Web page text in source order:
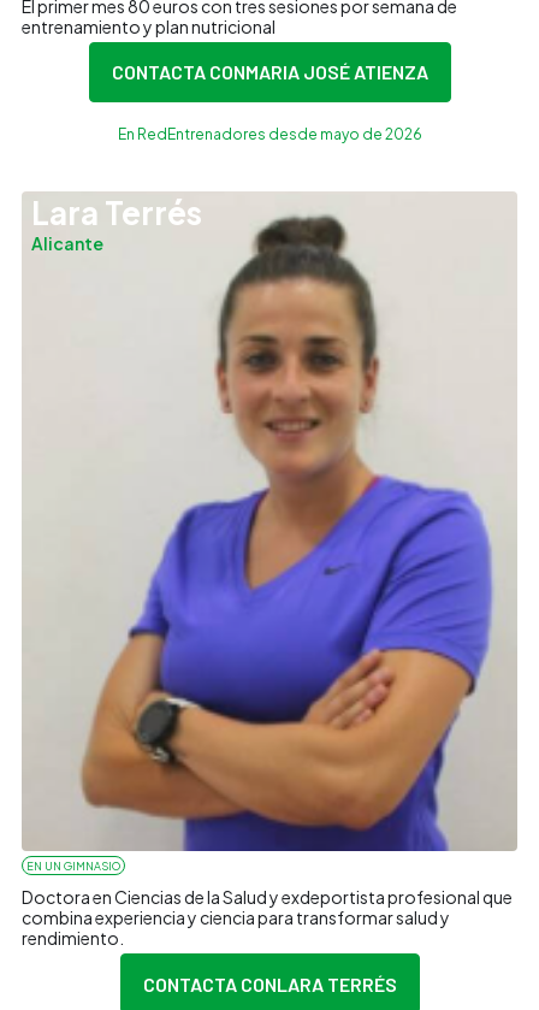
El primer mes 80 euros con tres sesiones por semana de
entrenamiento y plan nutricional
CONTACTA CONMARIA JOSÉ ATIENZA
En RedEntrenadores desde mayo de 2026
Lara Terrés
Alicante
EN UN GIMNASIO
Doctora en Ciencias de la Salud y exdeportista profesional que
combina experiencia y ciencia para transformar salud y
rendimiento.
CONTACTA CONLARA TERRÉS